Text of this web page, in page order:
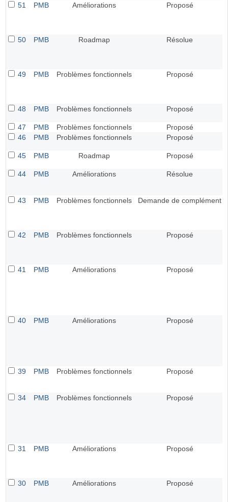
51 PMB Améliorations Proposé
50 PMB Roadmap Résolue
49 PMB Problèmes fonctionnels Proposé
48 PMB Problèmes fonctionnels Proposé
47 PMB Problèmes fonctionnels Proposé
46
PMB Problèmes fonctionnels Proposé
45 PMB Roadmap Proposé
44 PMB Améliorations Résolue
43 PMB Problèmes fonctionnels Demande de complément
42 PMB Problèmes fonctionnels Proposé
41 PMB Améliorations Proposé
40 PMB Améliorations Proposé
39 PMB Problèmes fonctionnels Proposé
34 PMB Problèmes fonctionnels Proposé
31 PMB Améliorations Proposé
30 PMB Améliorations Proposé